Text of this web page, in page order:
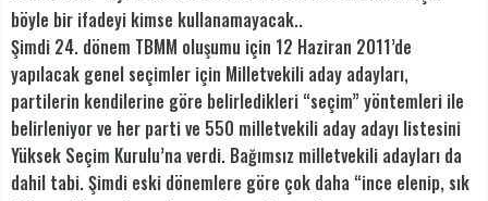
böyle bir ifadeyi kimse kullanamayacak..
Şimdi 24. dönem TBMM oluşumu için 12 Haziran 2011’de
yapılacak genel seçimler için Milletvekili aday adayları,
partilerin kendilerine göre belirledikleri “seçim” yöntemleri ile
belirleniyor ve her parti ve 550 milletvekili aday adayı listesini
Yüksek Seçim Kurulu’na verdi. Bağımsız milletvekili adayları da
dahil tabi. Şimdi eski dönemlere göre çok daha “ince elenip, sık